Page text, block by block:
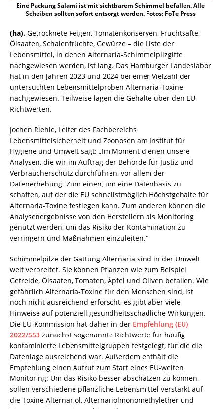
Eine Packung Salami ist mit sichtbarem Schimmel befallen. Alle
Scheiben sollten sofort entsorgt werden. Fotos: FoTe Press
(ha). Getrocknete Feigen, Tomatenkonserven, Fruchtsäfte,
Ölsaaten, Schalenfrüchte, Gewürze – die Liste der
Lebensmittel, in denen Alternaria-Schimmelpilzgifte
nachgewiesen werden, ist lang. Das Hamburger Landeslabor
hat in den Jahren 2023 und 2024 bei einer Vielzahl der
untersuchten Lebensmittelproben Alternaria-Toxine
nachgewiesen. Teilweise lagen die Gehalte über den EU-
Richtwerten.
Jochen Riehle, Leiter des Fachbereichs
Lebensmittelsicherheit und Zoonosen am Institut für
Hygiene und Umwelt sagt: „Im Moment dienen unsere
Analysen, die wir im Auftrag der Behörde für Justiz und
Verbraucherschutz durchführen, vor allem der
Datenerhebung. Zum einen, um eine Datenbasis zu
schaffen, auf der die EU schnellstmöglich Höchstgehalte für
Alternaria-Toxine festlegen kann. Zum anderen können die
Analysenergebnisse von den Herstellern als Monitoring
genutzt werden, um das Risiko der Kontamination zu
verringern und Maßnahmen einzuleiten.“
Schimmelpilze der Gattung Alternaria sind in der Umwelt
weit verbreitet. Sie können Pflanzen wie zum Beispiel
Getreide, Ölsaaten, Tomaten, Äpfel und Oliven befallen. Wie
gefährlich Alternaria-Toxine für den Menschen sind, ist
noch nicht ausreichend erforscht, es gibt aber viele
Hinweise auf potenziell gesundheitsschädliche Wirkungen.
Die EU-Kommission hat daher in der Empfehlung (EU)
2022/553 zunächst sogenannte Richtwerte für häufig
kontaminierte Lebensmittelgruppen festgelegt, für die die
Datenlage ausreichend war. Außerdem enthält die
Empfehlung einen Aufruf zum Start eines EU-weiten
Monitoring: Um das Risiko besser abschätzen zu können,
sollen verschiedene pflanzliche Lebensmittel verstärkt auf
die Toxine Alternariol, Alternariolmonomethylether und